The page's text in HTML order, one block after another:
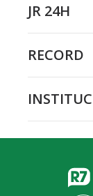
JR 24H
RECORD